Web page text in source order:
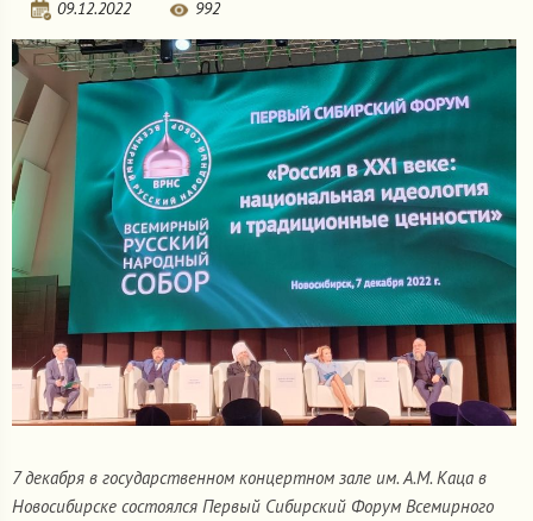
09.12.2022 992
7 декабря в государственном концертном зале им. А.М. Каца в
Новосибирске состоялся Первый Сибирский Форум Всемирного